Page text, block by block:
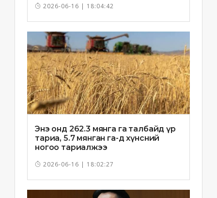
2026-06-16 | 18:04:42
Энэ онд 262.3 мянга га талбайд үр
тариа, 5.7 мянган га-д хүнсний
ногоо тариалжээ
2026-06-16 | 18:02:27